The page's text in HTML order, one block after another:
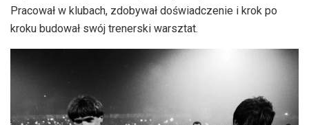
Pracował w klubach, zdobywał doświadczenie i krok po
kroku budował swój trenerski warsztat.